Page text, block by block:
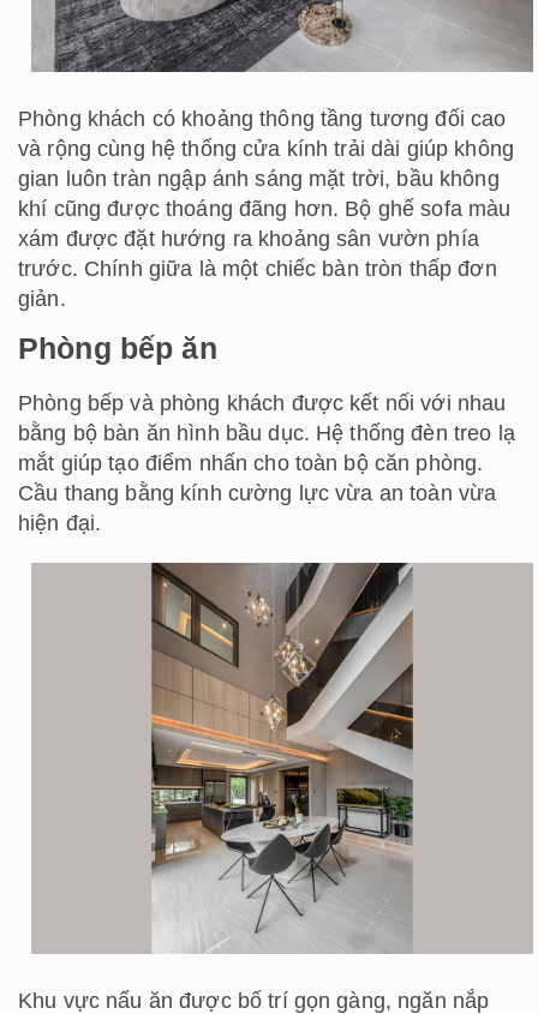
Phòng khách có khoảng thông tầng tương đối cao
và rộng cùng hệ thống cửa kính trải dài giúp không
gian luôn tràn ngập ánh sáng mặt trời, bầu không
khí cũng được thoáng đãng hơn. Bộ ghế sofa màu
xám được đặt hướng ra khoảng sân vườn phía
trước. Chính giữa là một chiếc bàn tròn thấp đơn
giản.
Phòng bếp ăn
Phòng bếp và phòng khách được kết nối với nhau
bằng bộ bàn ăn hình bầu dục. Hệ thống đèn treo lạ
mắt giúp tạo điểm nhấn cho toàn bộ căn phòng.
Cầu thang bằng kính cường lực vừa an toàn vừa
hiện đại.
Khu vực nấu ăn được bố trí gọn gàng, ngăn nắp